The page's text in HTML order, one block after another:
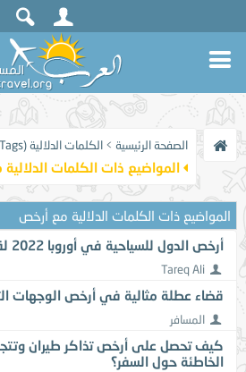
الصفحة الرئيسية > الكلمات الدلالية (Tags)
المواضيع ذات الكلمات
المواضيع ذات الكلمات الدلالية مع أرخص
أرخص الدول للسياحية في أوروبا 2022 لقضاء أجازة الصيف
Tareq Ali
قضاء عطلة مثالية في أرخص الوجهات
المسافر
كيف تحصل على أرخص تذاكر طيران
الخاطئة حول السفر؟